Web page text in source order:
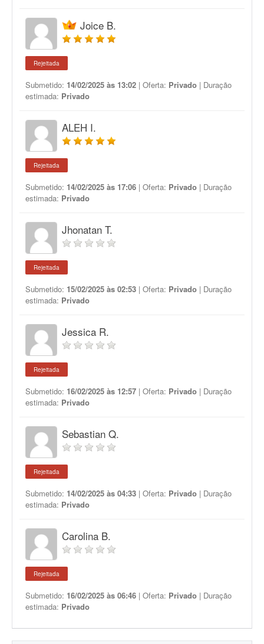
Joice B.
Rejeitada
Submetido: 14/02/2025 às 13:02 | Oferta: Privado | Duração
estimada: Privado
ALEH I.
Rejeitada
Submetido: 14/02/2025 às 17:06 | Oferta: Privado | Duração
estimada: Privado
Jhonatan T.
Rejeitada
Submetido: 15/02/2025 às 02:53 | Oferta: Privado | Duração
estimada: Privado
Jessica R.
Rejeitada
Submetido: 16/02/2025 às 12:57 | Oferta: Privado | Duração
estimada: Privado
Sebastian Q.
Rejeitada
Submetido: 14/02/2025 às 04:33 | Oferta: Privado | Duração
estimada: Privado
Carolina B.
Rejeitada
Submetido: 16/02/2025 às 06:46 | Oferta: Privado | Duração
estimada: Privado